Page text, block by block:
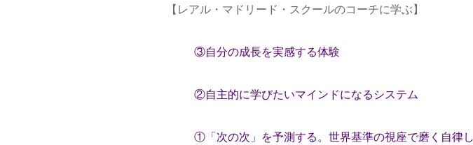
【レアル・マドリード・スクールのコーチに学ぶ】
③自分の成長を実感する体験
②自主的に学びたいマインドになるシステム
①「次の次」を予測する。世界基準の視座で磨く自律